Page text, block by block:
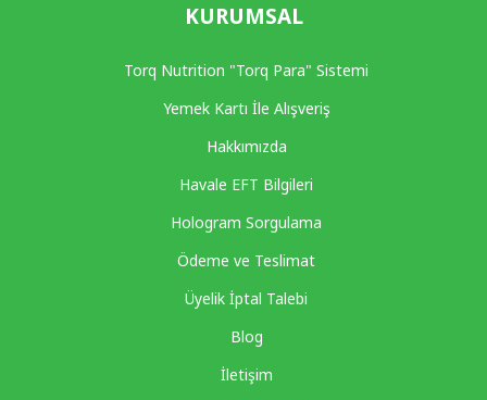
KURUMSAL
Torq Nutrition "Torq Para" Sistemi
Yemek Kartı İle Alışveriş
Hakkımızda
Havale EFT Bilgileri
Hologram Sorgulama
Ödeme ve Teslimat
Üyelik İptal Talebi
Blog
İletişim